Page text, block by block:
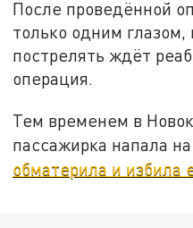
После проведённой
только одним
пострелять ждёт
операция.
Тем временем в
пассажирка напала
обматерила и избила